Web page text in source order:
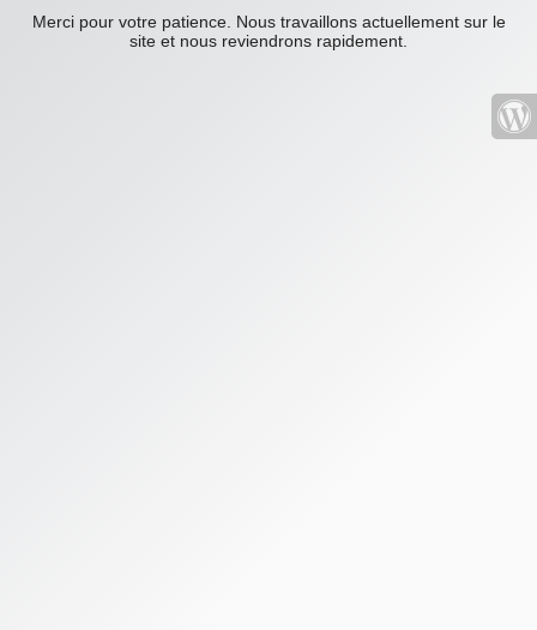
Merci pour votre patience. Nous travaillons actuellement sur le
site et nous reviendrons rapidement.